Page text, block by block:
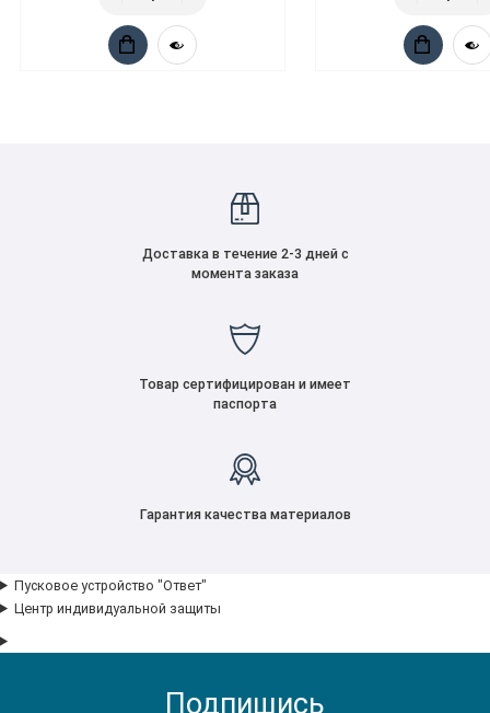
Доставка в течение 2-3 дней с
момента заказа
Товар сертифицирован и имеет
паспорта
Гарантия качества материалов
Пусковое устройство "Ответ"
Центр индивидуальной защиты
Подпишись